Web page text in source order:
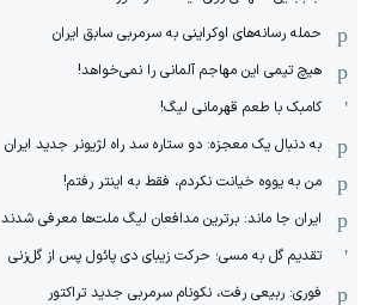
حمله رسانه‌های اوکراینی به سرمربی سابق ایران
هیچ‌ تیمی این مهاجم آلمانی را نمی‌خواهد!
کامبک با طعم قهرمانی لیگ!
به دنبال یک معجزه: دو ستاره سد راه لژیونر جدید ایران
من به یووه خیانت نکردم، فقط به اینتر رفتم!
ایران جا ماند: برترین مدافعان لیگ ملت‌ها معرفی شدند
تقدیم گل به مسی؛ حرکت زیبای دی پائول پس از گل‌زنی
فوری: ربیعی رفت، نکونام سرمربی جدید تراکتور